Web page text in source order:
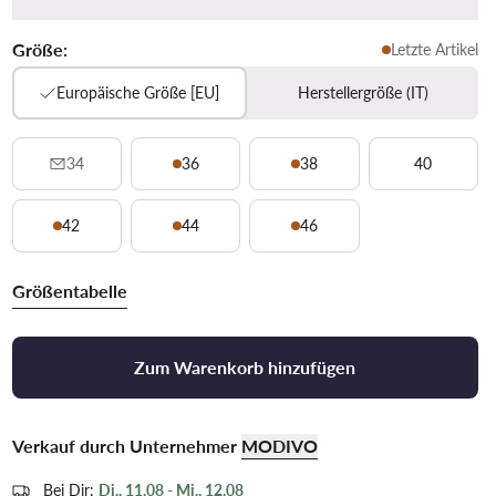
Größe: Letzte Artikel
Europäische Größe [EU] Herstellergröße (IT)
34 36 38 40
42 44 46
Größentabelle
Zum Warenkorb hinzufügen
Verkauf durch Unternehmer MODIVO
Bei Dir: Di., 11.08 - Mi., 12.08